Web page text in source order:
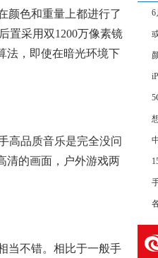
颜色和重量上都进行了
置采用双1200万像素镜
法，即使在暗光环境下
高品质音乐是完全没问
清的画面，户外游戏两
当不错。相比于一般手
6